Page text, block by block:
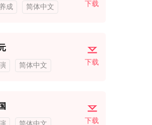
成 简体中文 下载
简体中文 下载
下载